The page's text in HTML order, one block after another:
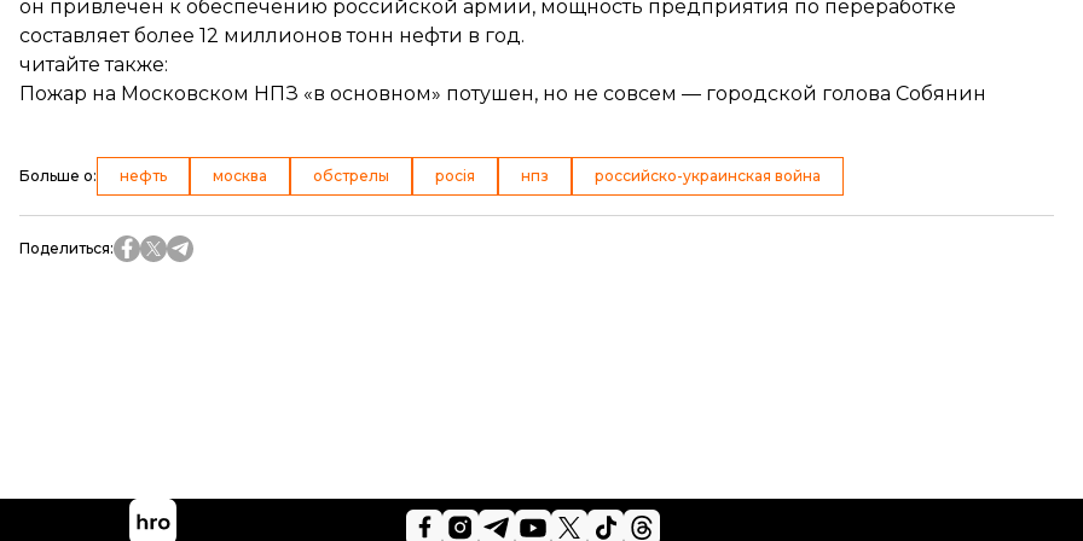
он привлечен к обеспечению российской армии, мощность предприятия по переработке
составляет более 12 миллионов тонн нефти в год.
читайте также:
Пожар на Московском НПЗ «в основном» потушен, но не совсем — городской голова Собянин
Больше о: нефть москва обстрелы росія нпз российско-украинская война
Поделиться: